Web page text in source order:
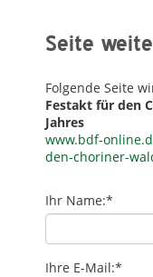
Seite
Folgende Seite
Festakt für den
Jahres
www.bdf-
den-choriner-
Ihr Name:*
Ihre E-Mail:*